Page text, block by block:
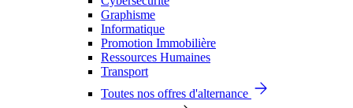
Graphisme
Informatique
Promotion Immobilière
Ressources Humaines
Transport
Toutes nos offres d'alternance